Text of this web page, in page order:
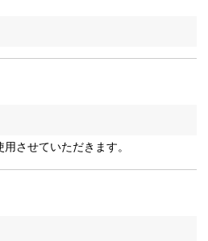
させていただきます。